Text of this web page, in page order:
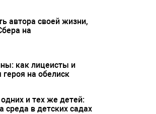
автора своей жизни,
на
как лицеисты и
героя на обелиск
и тех же детей:
среда в детских садах